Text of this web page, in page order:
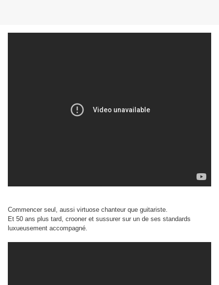
Commencer seul, aussi virtuose chanteur que guitariste.
Et 50 ans plus tard, crooner et sussurer sur un de ses standards
luxueusement accompagné.